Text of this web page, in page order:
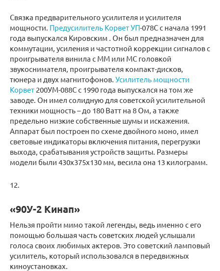
Связка предварительного усилителя и усилителя
мощности. Предусилитель Корвет УП-078С с начала 1991
года выпускался Кировским . Он был предназначен для
коммутации, усиления и частотной коррекции сигналов с
проигрывателя винила с ММ или МС головкой
звукоснимателя, проигрывателя компакт-дисков,
тюнера и двух магнитофонов. Усилитель мощности
Корвет 200УМ-088С с 1990 года выпускался на том же
заводе. Он имел солидную для советской усилительной
техники мощность – до 180 Ватт на 8 Ом, а также
предельно низкие собственные шумы и искажения.
Аппарат был построен по схеме двойного моно, имел
световые индикаторы включения питания, перегрузки
выхода, срабатывания устройств защиты. Размеры
модели были 430х375х130 мм, весила она 13 килограмм.
12.
«90У-2 Кинап»
Нельзя пройти мимо такой легенды, ведь именно с его
помощью большая часть советских людей услышали
голоса своих любимых актеров. Это советский ламповый
усилитель, который использовался в передвижных
киноустановках.